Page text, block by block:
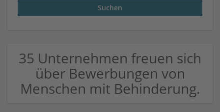
35 Unternehmen freuen sich
über Bewerbungen von
Menschen mit Behinderung.